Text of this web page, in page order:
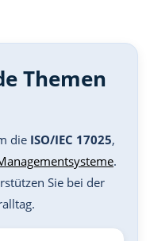
Themen
die ISO/IEC 17025,
.
Sie bei der